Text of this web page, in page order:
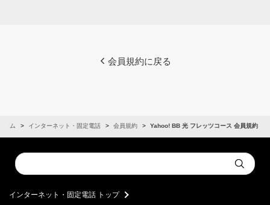
会員規約に戻る
ーム インターネット・固定電話 会員規約 Yahoo! BB 光 フレッツコース 会員規約
Conduct
a
Submit
インターネット・固定電話 トップ